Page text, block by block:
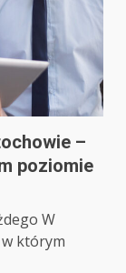
–
poziomie
W
w którym